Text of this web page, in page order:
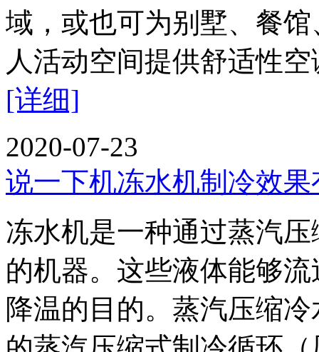
域，或也可为别墅、餐
人活动空间提供舒适
[详细]
2020-07-23
说一下机冻水机制冷效
冻水机是一种通过蒸汽
的机器。这些液体能够
降温的目的。蒸汽压缩